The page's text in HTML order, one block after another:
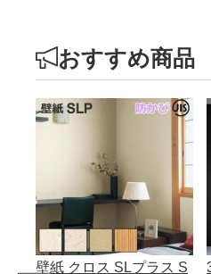
おすすめ商品
壁紙 クロス SLプラス S